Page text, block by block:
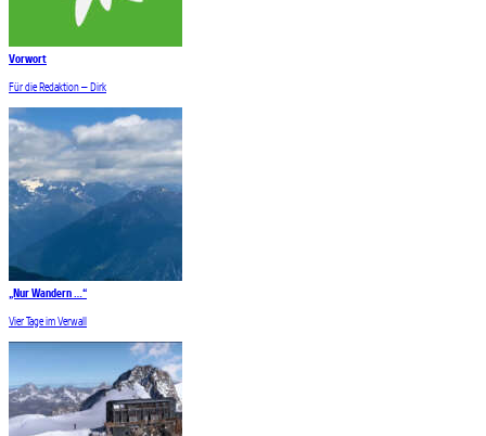
Vorwort
Für die Redaktion – Dirk
„Nur Wandern …“
Vier Tage im Verwall